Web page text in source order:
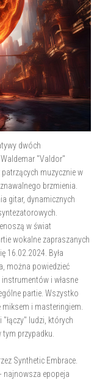
dwóch
"Valdor"
muzycznie w
brzmienia.
gitar, dynamicznych
w świat
wokalne zapraszanych
16.02.2024. Była
można powiedzieć
i własne
partie. Wszystko
miksem i masteringiem.
ludzi, których
przypadku.
Synthetic Embrace.
najnowsza epopeja